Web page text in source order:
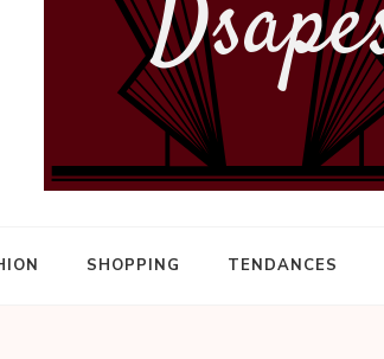
SHOPPING TENDANCES